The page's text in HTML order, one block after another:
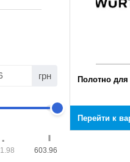
грн
603.96
Полотно
Перейти к